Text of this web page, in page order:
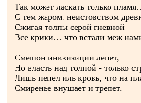
Так может ласкать только
С тем жаром, неистовством
Сжигая толпы серой гневной
Все крики… что встали меж
Смешон инквизиции лепет,
Но власть над толпой - только
Лишь пепел иль кровь, что на
Смиренье внушает и трепет.